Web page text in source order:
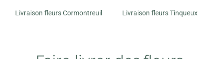
51100 REIMS
51430 TINQUEUX
Livraison fleurs Cormontreuil Livraison fleurs Tinqueux